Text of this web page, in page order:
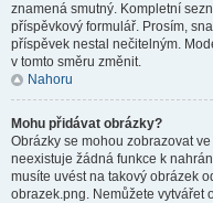
znamená smutný. Kompletní
příspěvkový formulář. Prosím,
příspěvek nestal nečitelným.
v tomto směru změnit.
Nahoru
Mohu přidávat obrázky?
Obrázky se mohou zobrazovat
neexistuje žádná funkce k
musíte uvést na takový obrázek
obrazek.png. Nemůžete vytvářet